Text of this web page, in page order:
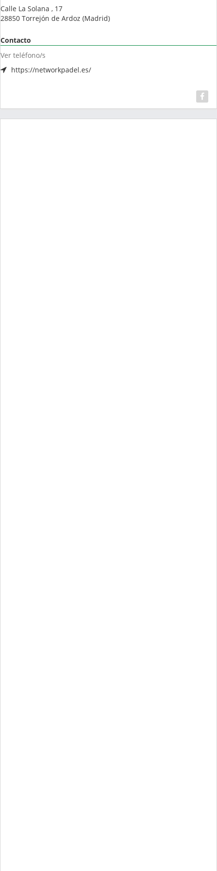
Calle La Solana , 17
28850 Torrejón de Ardoz (Madrid)
Contacto
Ver teléfono/s
https://networkpadel.es/